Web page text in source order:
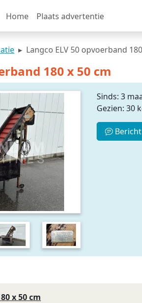
Home Plaats advertentie
Langco ELV 50 opvoerband
180 x 50 cm
Sinds: 3
Gezien: 30
Bericht
x 50 cm